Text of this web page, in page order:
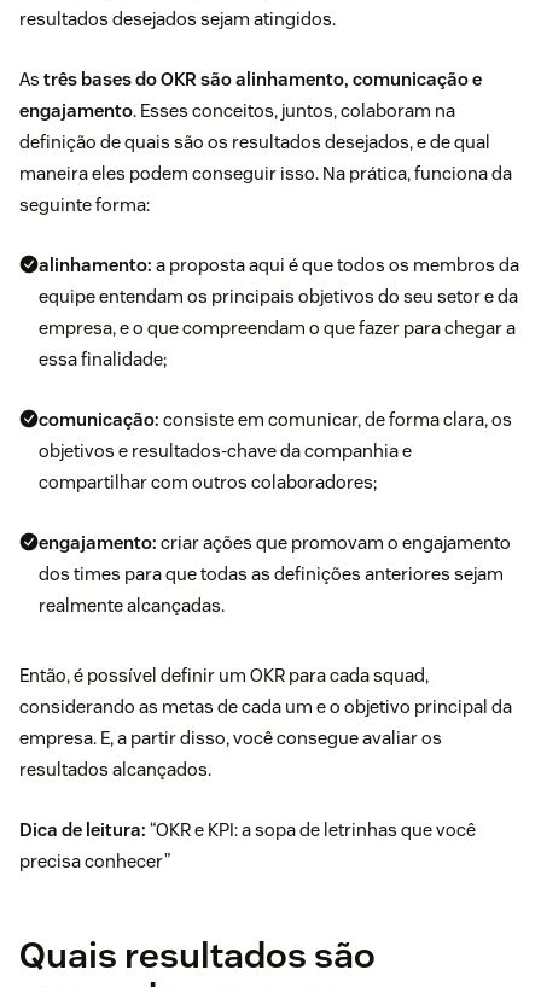
resultados desejados sejam atingidos.
As três bases do OKR são alinhamento, comunicação e
engajamento. Esses conceitos, juntos, colaboram na
definição de quais são os resultados desejados, e de qual
maneira eles podem conseguir isso. Na prática, funciona da
seguinte forma:
alinhamento: a proposta aqui é que todos os membros da
equipe entendam os principais objetivos do seu setor e da
empresa, e o que compreendam o que fazer para chegar a
essa finalidade;
comunicação: consiste em comunicar, de forma clara, os
objetivos e resultados-chave da companhia e
compartilhar com outros colaboradores;
engajamento: criar ações que promovam o engajamento
dos times para que todas as definições anteriores sejam
realmente alcançadas.
Então, é possível definir um OKR para cada squad,
considerando as metas de cada um e o objetivo principal da
empresa. E, a partir disso, você consegue avaliar os
resultados alcançados.
Dica de leitura: “OKR e KPI: a sopa de letrinhas que você
precisa conhecer”
Quais resultados são